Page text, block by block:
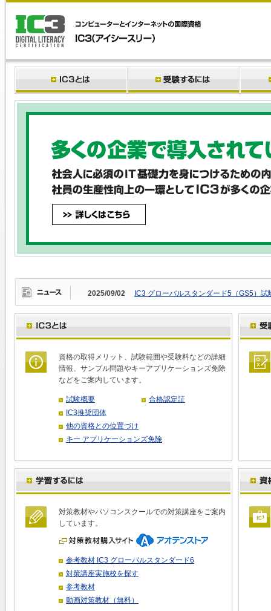
2025/09/02 IC3 グローバルスタンダード5（GS5）
資格の取得メリット、試験範囲や受験料などの詳細
情報、サンプル問題やキーアプリケーションズ免除
などをご案内しています。
試験概要
合格認定証
IC3推奨団体
他の資格との位置づけ
キー アプリケーションズ免除
対策教材やパソコンスクールでの対策講座をご案内
しています。
参考教材 IC3 グローバルスタンダード6
対策講座実施校を探す
参考教材
動画対策教材（無料）